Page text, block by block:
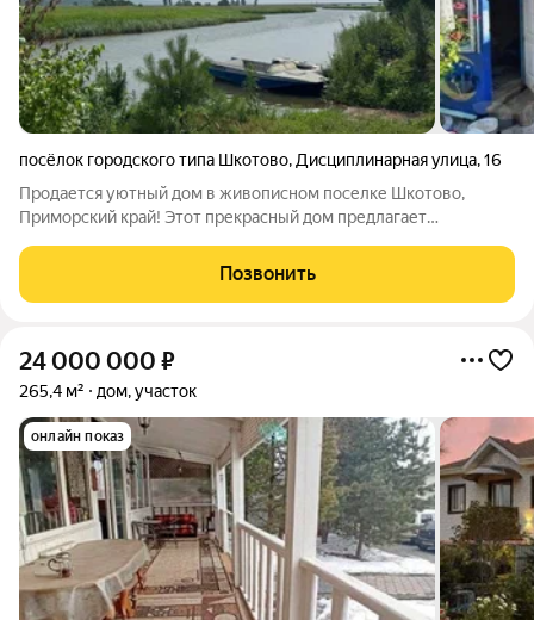
посёлок городского типа Шкотово, Дисциплинарная улица,16
Продается уютный дом в живописном поселке Шкотово,
Приморский край! Этот прекрасный дом предлагает
залом, прихожей и светлой кухней, а также уютной верандой
для вечерних посиделок. На территории
Позвонить
24 000 000 ₽
265,4 м² дом, участок
онлайн показ